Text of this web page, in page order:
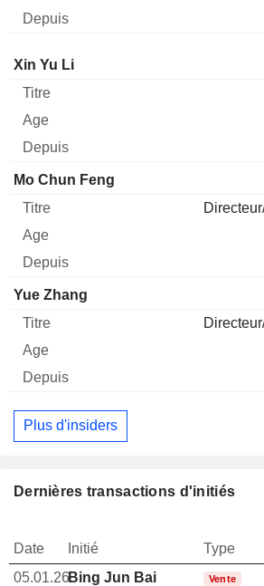
Administrateur
Xin Yu Li
Mo Chun Feng
Yue Zhang
Plus d'insiders
Dernières transactions d'initiés
Date Initié Type
05.01.26Bing Jun Bai Vente